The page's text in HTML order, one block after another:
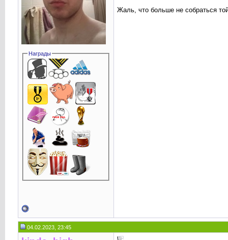
Награды
Жаль, что больше не собраться
04.02.2023, 23:45